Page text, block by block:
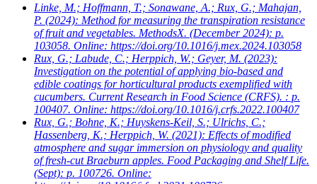
Linke, M.; Hoffmann, T.; Sonawane, A.; Rux, G.; Mahajan,
P. (2024): Method for measuring the transpiration resistance
of fruit and vegetables. MethodsX. (December 2024): p.
103058. Online: https://doi.org/10.1016/j.mex.2024.103058
Rux, G.; Labude, C.; Herppich, W.; Geyer, M. (2023):
Investigation on the potential of applying bio-based and
edible coatings for horticultural products exemplified with
cucumbers. Current Research in Food Science (CRFS). : p.
100407. Online: https://doi.org/10.1016/j.crfs.2022.100407
Rux, G.; Bohne, K.; Huyskens-Keil, S.; Ulrichs, C.;
Hassenberg, K.; Herppich, W. (2021): Effects of modified
atmosphere and sugar immersion on physiology and quality
of fresh-cut Braeburn apples. Food Packaging and Shelf Life.
(Sept): p. 100726. Online: